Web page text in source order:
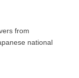
from
national